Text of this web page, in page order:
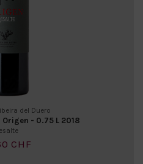
del Duero
Origen - 0.75 L 2018
CHF